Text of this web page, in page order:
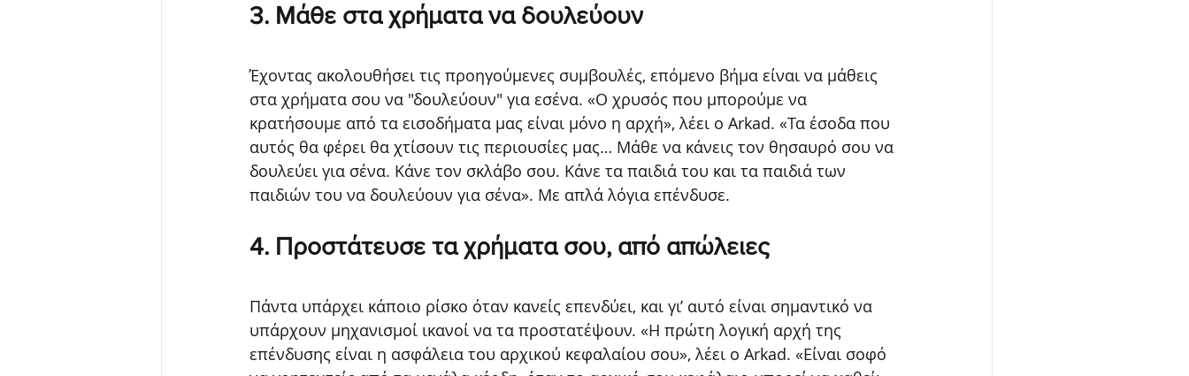
3. Μάθε στα χρήματα να δουλεύουν
Έχοντας ακολουθήσει τις προηγούμενες συμβουλές, επόμενο βήμα είναι να μάθεις
στα χρήματα σου να "δουλεύουν" για εσένα. «Ο χρυσός που μπορούμε να
κρατήσουμε από τα εισοδήματα μας είναι μόνο η αρχή», λέει ο Arkad. «Τα έσοδα που
αυτός θα φέρει θα χτίσουν τις περιουσίες μας… Μάθε να κάνεις τον θησαυρό σου να
δουλεύει για σένα. Κάνε τον σκλάβο σου. Κάνε τα παιδιά του και τα παιδιά των
παιδιών του να δουλεύουν για σένα». Με απλά λόγια επένδυσε.
4. Προστάτευσε τα χρήματα σου, από απώλειες
Πάντα υπάρχει κάποιο ρίσκο όταν κανείς επενδύει, και γι’ αυτό είναι σημαντικό να
υπάρχουν μηχανισμοί ικανοί να τα προστατέψουν. «Η πρώτη λογική αρχή της
επένδυσης είναι η ασφάλεια του αρχικού κεφαλαίου σου», λέει ο Arkad. «Είναι σοφό